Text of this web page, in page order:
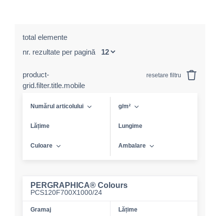
total elemente
nr. rezultate per pagină
product-
grid.filter.title.mobile
resetare filtru
Numărul articolului g/m²
Lățime Lungime
Culoare Ambalare
PERGRAPHICA® Colours
PCS120F700X1000/24
Gramaj
Lățime